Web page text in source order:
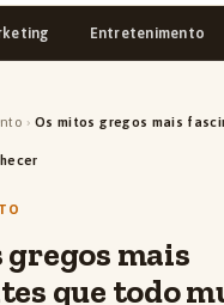
Entretenimento
› Os mitos gregos mais
gregos mais
que todo